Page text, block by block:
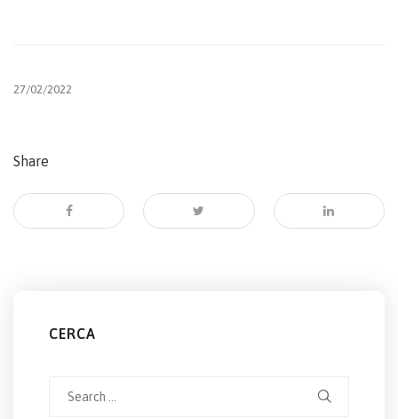
27/02/2022
Share
CERCA